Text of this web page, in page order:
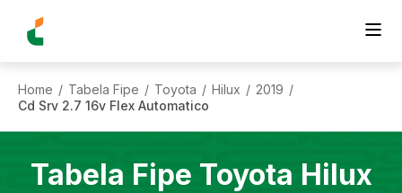
Home / Tabela Fipe / Toyota / Hilux / 2019 /
Cd Srv 2.7 16v Flex Automatico
Tabela Fipe Toyota Hilux